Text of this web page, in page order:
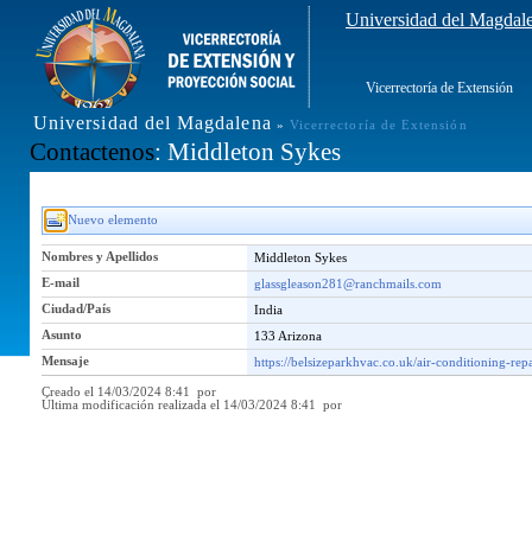
Universidad del
Vicerrectoría de Extensión
Universidad del Magdalena » Vicerrectoría de Extensión
Contactenos: Middleton Sykes
Nuevo elemento
Nombres y Apellidos
Middleton Sykes
E-mail
glassgleason281@ranchmails.com
Ciudad/País
India
Asunto
133 Arizona
Mensaje
https://belsizeparkhvac.co.uk/air-conditioning-
Creado el 14/03/2024 8:41 por
Última modificación realizada el 14/03/2024 8:41 por